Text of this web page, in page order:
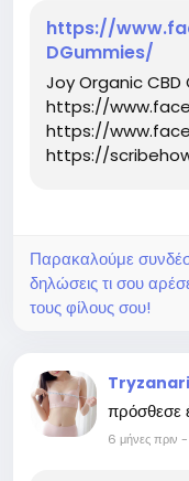
https://
DGummies/
Joy Organic CBD
https://
https://
https://
Παρακαλούμε
δηλώσεις τι σου
τους φίλους σου!
πρόσθεσε
6 μήνες πριν -